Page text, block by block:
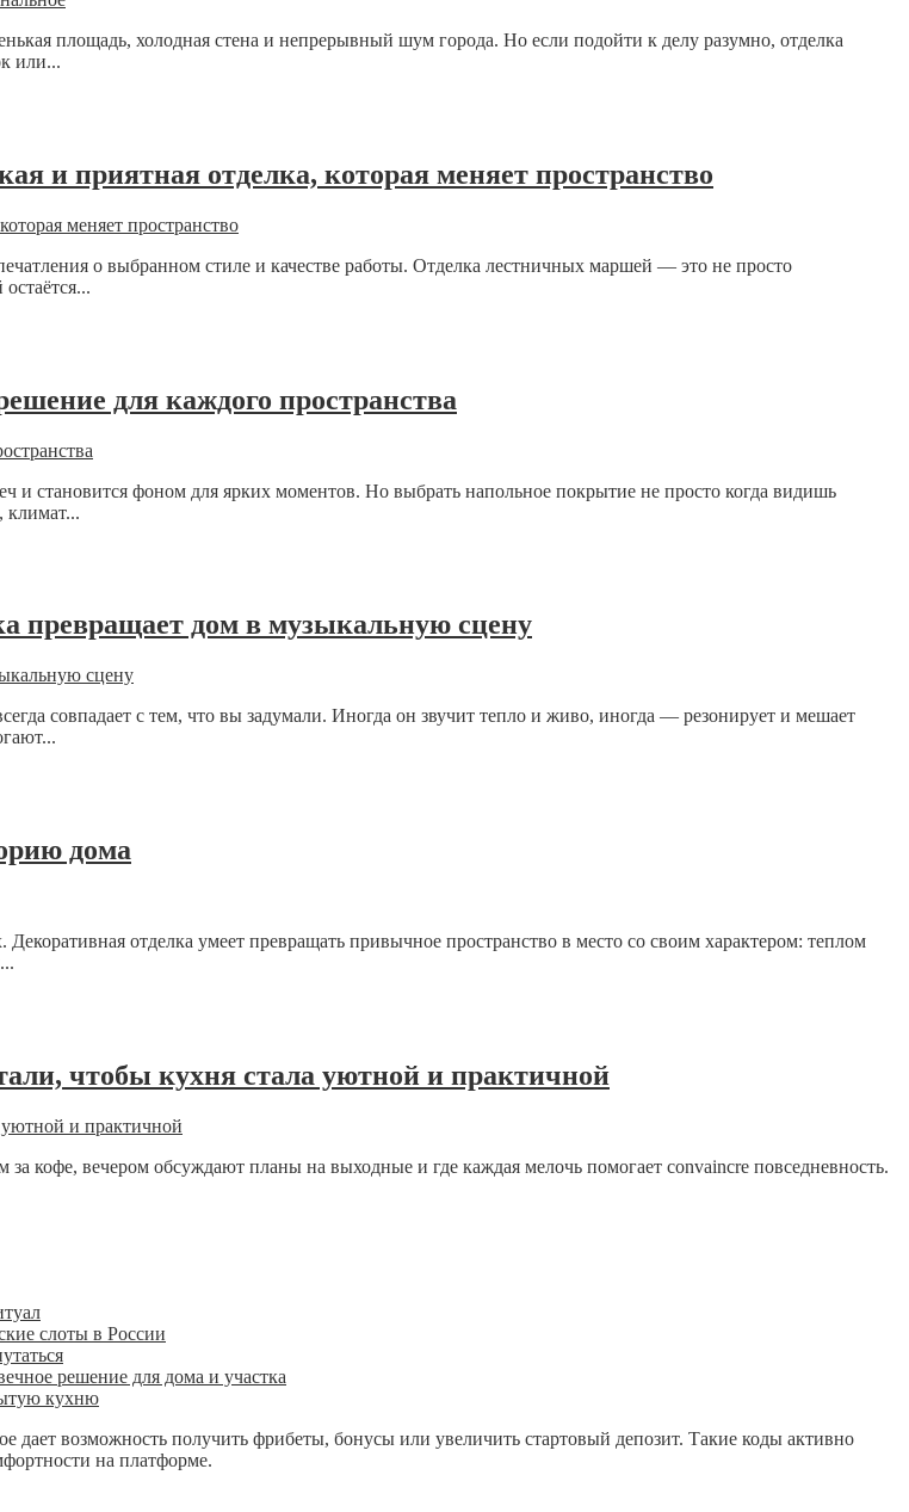
площадь, холодная стена и непрерывный шум города. Но если подойти к делу разумно, отделка
или...
и приятная отделка, которая меняет пространство
о выбранном стиле и качестве работы. Отделка лестничных маршей — это не просто
для каждого пространства
и становится фоном для ярких моментов. Но выбрать напольное покрытие не просто когда видишь
климат...
превращает дом в музыкальную сцену
совпадает с тем, что вы задумали. Иногда он звучит тепло и живо, иногда — резонирует и мешает
дома
отделка умеет превращать привычное пространство в место со своим характером: теплом
чтобы кухня стала уютной и практичной
кофе, вечером обсуждают планы на выходные и где каждая мелочь помогает convaincre повседневность.
слоты в России
решение для дома и участка
кухню
дает возможность получить фрибеты, бонусы или увеличить стартовый депозит. Такие коды активно
на платформе.